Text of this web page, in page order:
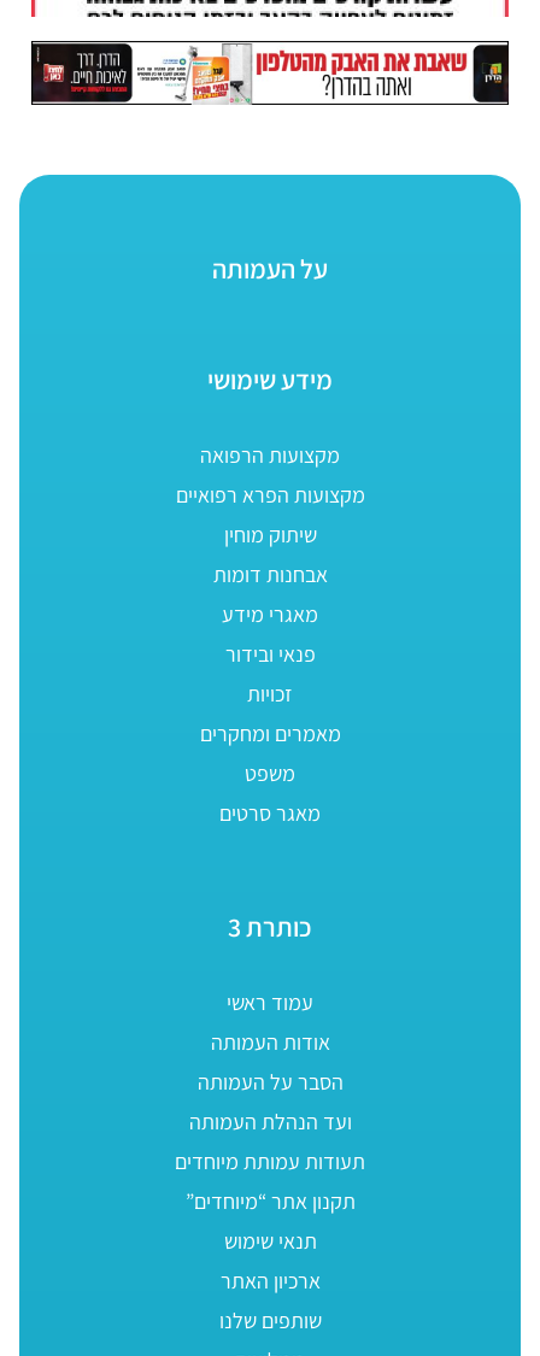
על העמותה
מידע שימושי
מקצועות הרפואה
מקצועות הפרא רפואיים
שיתוק מוחין
אבחנות דומות
מאגרי מידע
פנאי ובידור
זכויות
מאמרים ומחקרים
משפט
מאגר סרטים
כותרת 3
עמוד ראשי
אודות העמותה
הסבר על העמותה
ועד הנהלת העמותה
תעודות עמותת מיוחדים
תקנון אתר “מיוחדים”
תנאי שימוש
ארכיון האתר
שותפים שלנו